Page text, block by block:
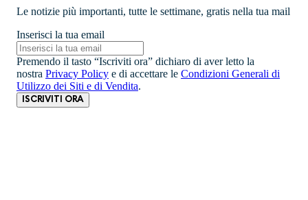
Le notizie più importanti, tutte le settimane, gratis nella tua mail
Inserisci la tua email
Premendo il tasto “Iscriviti ora” dichiaro di aver letto la
nostra Privacy Policy e di accettare le Condizioni Generali di
Utilizzo dei Siti e di Vendita.
ISCRIVITI ORA